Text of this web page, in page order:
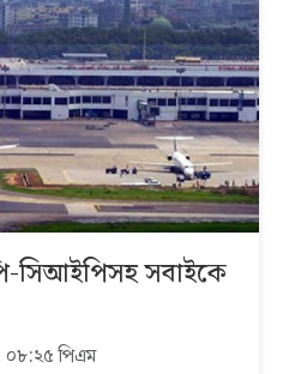
সিআইপিসহ সবাইকে
পিএম